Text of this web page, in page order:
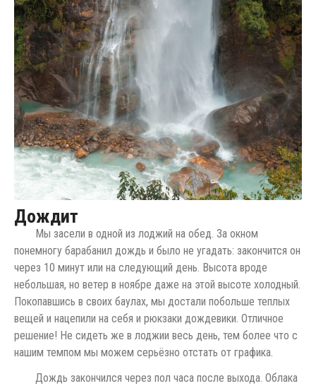
Дождит
Мы засели в одной из лоджий на обед. За окном
понемногу барабанил дождь и было не угадать: закончится он
через 10 минут или на следующий день. Высота вроде
небольшая, но ветер в ноябре даже на этой высоте холодный.
Покопавшись в своих баулах, мы достали побольше теплых
вещей и нацепили на себя и рюкзаки дождевики. Отличное
решение! Не сидеть же в лоджии весь день, тем более что с
нашим темпом мы можем серьёзно отстать от графика.
Дождь закончился через пол часа после выхода. Облака